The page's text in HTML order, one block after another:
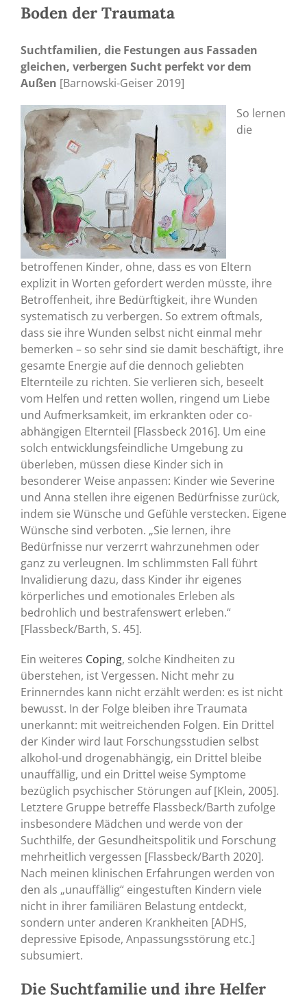
Boden der Traumata
Suchtfamilien, die Festungen aus Fassaden
gleichen, verbergen Sucht perfekt vor dem
Außen [Barnowski-Geiser 2019]
So lernen
die
betroffenen Kinder, ohne, dass es von Eltern
explizit in Worten gefordert werden müsste, ihre
Betroffenheit, ihre Bedürftigkeit, ihre Wunden
systematisch zu verbergen. So extrem oftmals,
dass sie ihre Wunden selbst nicht einmal mehr
bemerken – so sehr sind sie damit beschäftigt, ihre
gesamte Energie auf die dennoch geliebten
Elternteile zu richten. Sie verlieren sich, beseelt
vom Helfen und retten wollen, ringend um Liebe
und Aufmerksamkeit, im erkrankten oder co-
abhängigen Elternteil [Flassbeck 2016]. Um eine
solch entwicklungsfeindliche Umgebung zu
überleben, müssen diese Kinder sich in
besonderer Weise anpassen: Kinder wie Severine
und Anna stellen ihre eigenen Bedürfnisse zurück,
indem sie Wünsche und Gefühle verstecken. Eigene
Wünsche sind verboten. „Sie lernen, ihre
Bedürfnisse nur verzerrt wahrzunehmen oder
ganz zu verleugnen. Im schlimmsten Fall führt
Invalidierung dazu, dass Kinder ihr eigenes
körperliches und emotionales Erleben als
bedrohlich und bestrafenswert erleben.“
[Flassbeck/Barth, S. 45].
Ein weiteres Coping, solche Kindheiten zu
überstehen, ist Vergessen. Nicht mehr zu
Erinnerndes kann nicht erzählt werden: es ist nicht
bewusst. In der Folge bleiben ihre Traumata
unerkannt: mit weitreichenden Folgen. Ein Drittel
der Kinder wird laut Forschungsstudien selbst
alkohol-und drogenabhängig, ein Drittel bleibe
unauffällig, und ein Drittel weise Symptome
bezüglich psychischer Störungen auf [Klein, 2005].
Letztere Gruppe betreffe Flassbeck/Barth zufolge
insbesondere Mädchen und werde von der
Suchthilfe, der Gesundheitspolitik und Forschung
mehrheitlich vergessen [Flassbeck/Barth 2020].
Nach meinen klinischen Erfahrungen werden von
den als „unauffällig“ eingestuften Kindern viele
nicht in ihrer familiären Belastung entdeckt,
sondern unter anderen Krankheiten [ADHS,
depressive Episode, Anpassungsstörung etc.]
subsumiert.
Die Suchtfamilie und ihre Helfer